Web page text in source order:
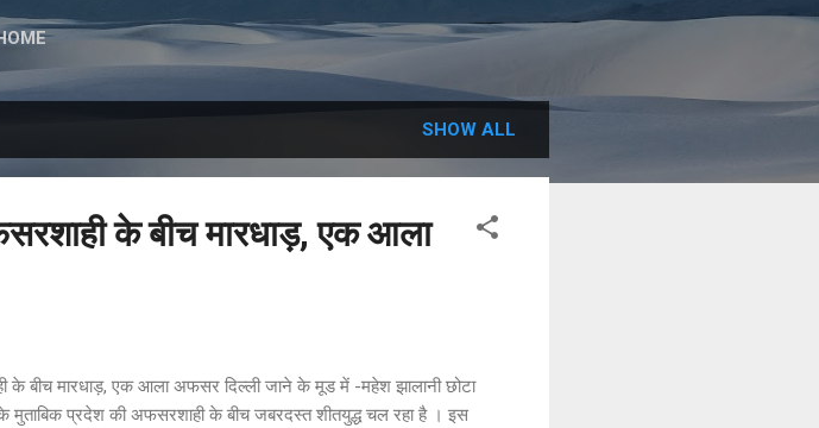
SHOW ALL
के बीच मारधाड़, एक आला
बीच मारधाड़, एक आला अफसर दिल्ली जाने के मूड में -महेश झालानी छोटा
मुताबिक प्रदेश की अफसरशाही के बीच जबरदस्त शीतयुद्ध चल रहा है । इस